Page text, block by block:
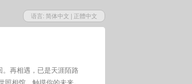
语言: 简体中文 | 正體中文
再相遇，已是天涯陌路
相馆，触摸你的未来。